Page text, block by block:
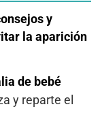
y
la aparición
de bebé
y reparte el